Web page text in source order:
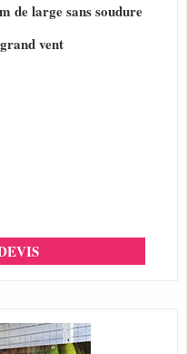
de large sans soudure
vent